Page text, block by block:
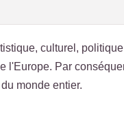
culturel,
l'Europe. Par
monde entier.